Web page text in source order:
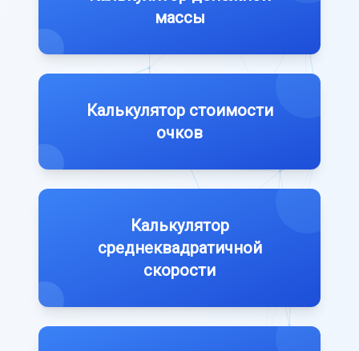
массы
Калькулятор стоимости
очков
Калькулятор
среднеквадратичной
скорости